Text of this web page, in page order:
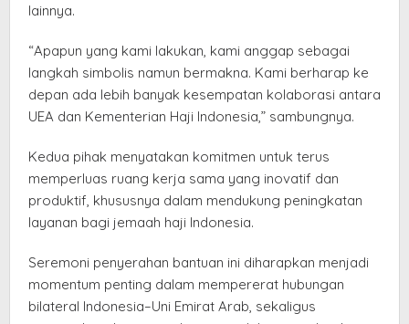
lainnya.
“Apapun yang kami lakukan, kami anggap sebagai
langkah simbolis namun bermakna. Kami berharap ke
depan ada lebih banyak kesempatan kolaborasi antara
UEA dan Kementerian Haji Indonesia,” sambungnya.
Kedua pihak menyatakan komitmen untuk terus
memperluas ruang kerja sama yang inovatif dan
produktif, khususnya dalam mendukung peningkatan
layanan bagi jemaah haji Indonesia.
Seremoni penyerahan bantuan ini diharapkan menjadi
momentum penting dalam mempererat hubungan
bilateral Indonesia–Uni Emirat Arab, sekaligus